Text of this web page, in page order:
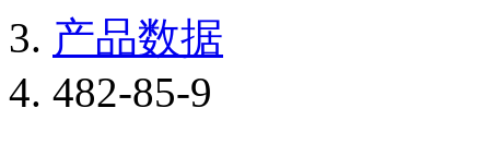
产品数据
482-85-9